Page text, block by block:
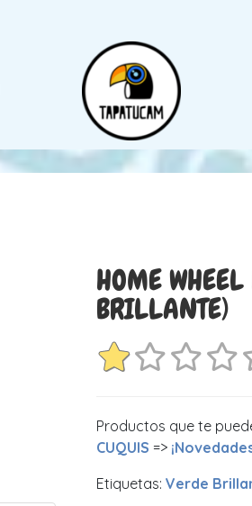
HOME
BRILLANTE)
Productos que te
CUQUIS =>
Etiquetas: Verde